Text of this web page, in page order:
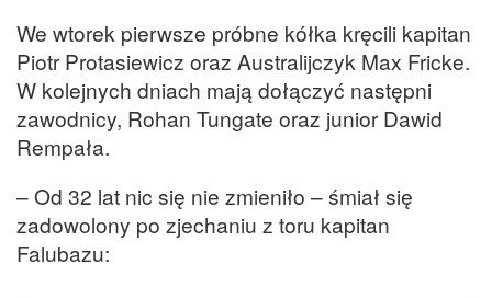
We wtorek pierwsze próbne kółka kręcili kapitan
Piotr Protasiewicz oraz Australijczyk Max Fricke.
W kolejnych dniach mają dołączyć następni
zawodnicy, Rohan Tungate oraz junior Dawid
Rempała.
– Od 32 lat nic się nie zmieniło – śmiał się
zadowolony po zjechaniu z toru kapitan
Falubazu: